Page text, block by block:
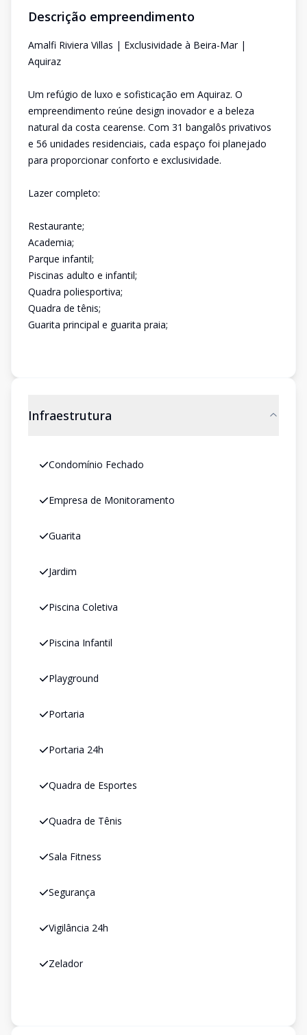
Descrição empreendimento
Amalfi Riviera Villas | Exclusividade à Beira-Mar |
Aquiraz
Um refúgio de luxo e sofisticação em Aquiraz. O
empreendimento reúne design inovador e a beleza
natural da costa cearense. Com 31 bangalôs privativos
e 56 unidades residenciais, cada espaço foi planejado
para proporcionar conforto e exclusividade.
Lazer completo:
Restaurante;
Academia;
Parque infantil;
Piscinas adulto e infantil;
Quadra poliesportiva;
Quadra de tênis;
Guarita principal e guarita praia;
Infraestrutura
Condomínio Fechado
Empresa de Monitoramento
Guarita
Jardim
Piscina Coletiva
Piscina Infantil
Playground
Portaria
Portaria 24h
Quadra de Esportes
Quadra de Tênis
Sala Fitness
Segurança
Vigilância 24h
Zelador